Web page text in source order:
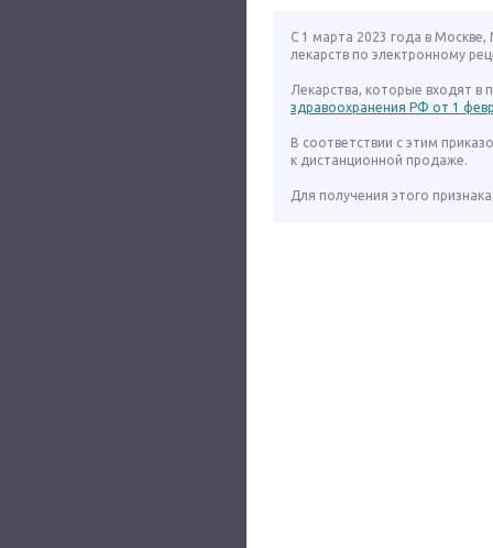
С 1 марта 2023 года в
лекарств по электронному
Лекарства, которые входят в
здравоохранения РФ от 1
В соответствии с этим
к дистанционной продаже.
Для получения этого признака